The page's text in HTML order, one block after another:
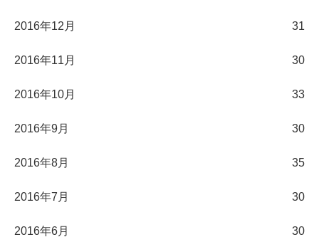
2016年12月 31
2016年11月 30
2016年10月 33
2016年9月 30
2016年8月 35
2016年7月 30
2016年6月 30